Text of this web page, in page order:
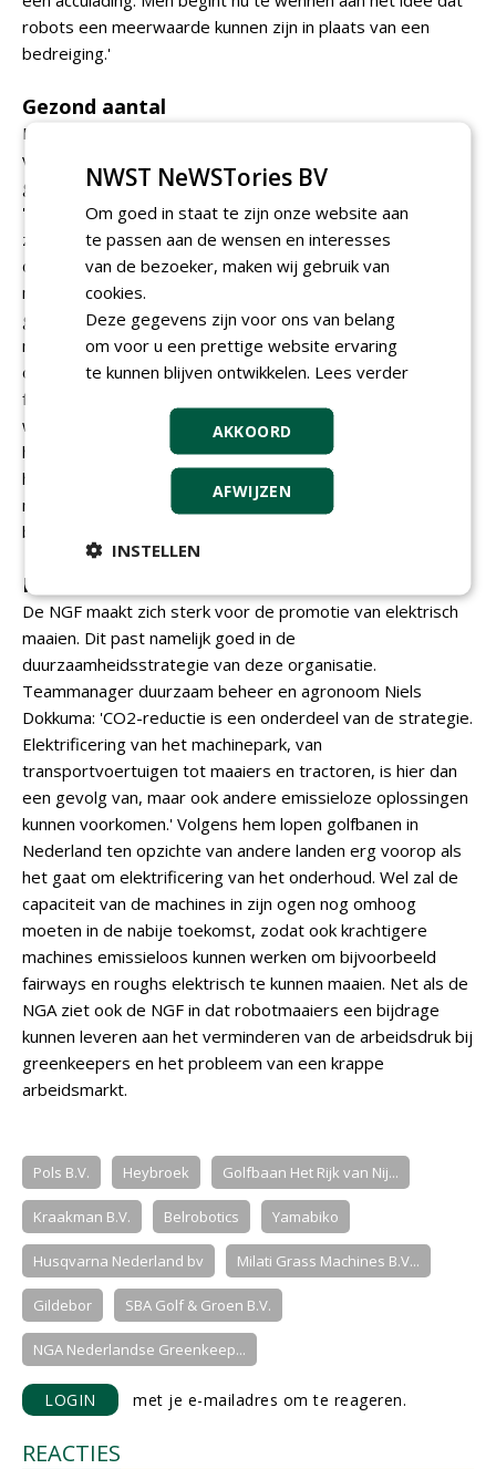
robots een meerwaarde kunnen zijn in plaats van een
bedreiging.'
Gezond aantal
Robotmaaiers kunnen greenkeepers weliswaar een deel
van het (maai)werk uit handen nemen, maar ze zullen
greenkeepers nooit kunnen vervangen, stelt Landkroon.
'Een gezond aantal greenkeepers blijft noodzakelijk.' Op
zijn thuisbaan Amelisweerd wordt het gras bij de
drivingrange tegenwoordig gemaaid door elektrische gps-
machines. Ook worden de ballen door dergelijke machines
geraapt. Landkroon: 'De mannen die door de week ballen
raapten, deden hun werk goed, maar werden steeds
ouder. Vanwege de gekke uren leek het me lastig om deze
functies op te vullen met nieuwe werknemers. In het
weekend hebben we een aantal jonge toppers, maar die
hebben een druk sociaal en schoolleven, dus invulling van
het rooster was vaak lastig. En aangezien de ballenbak
nooit leeg mag zijn, leek robotiseren mij de
betrouwbaarste en duurzaamste optie.'
Promotie
De NGF maakt zich sterk voor de promotie van elektrisch
maaien. Dit past namelijk goed in de
duurzaamheidsstrategie van deze organisatie.
Teammanager duurzaam beheer en agronoom Niels
Dokkuma: 'CO2-reductie is een onderdeel van de strategie.
Elektrificering van het machinepark, van
transportvoertuigen tot maaiers en tractoren, is hier dan
een gevolg van, maar ook andere emissieloze oplossingen
kunnen voorkomen.' Volgens hem lopen golfbanen in
Nederland ten opzichte van andere landen erg voorop als
het gaat om elektrificering van het onderhoud. Wel zal de
capaciteit van de machines in zijn ogen nog omhoog
moeten in de nabije toekomst, zodat ook krachtigere
machines emissieloos kunnen werken om bijvoorbeeld
fairways en roughs elektrisch te kunnen maaien. Net als de
NGA ziet ook de NGF in dat robotmaaiers een bijdrage
kunnen leveren aan het verminderen van de arbeidsdruk bij
greenkeepers en het probleem van een krappe
arbeidsmarkt.
Pols B.V. Heybroek Golfbaan Het Rijk van Nij...
Kraakman B.V. Belrobotics Yamabiko
Husqvarna Nederland bv Milati Grass Machines B.V...
Gildebor SBA Golf & Groen B.V.
NGA Nederlandse Greenkeep...
LOGIN met je e-mailadres om te reageren.
REACTIES
NWST NeWSTories BV
Om goed in staat te zijn onze website aan
te passen aan de wensen en interesses
van de bezoeker, maken wij gebruik van
cookies.
Deze gegevens zijn voor ons van belang
om voor u een prettige website ervaring
te kunnen blijven ontwikkelen. Lees verder
AKKOORD
AFWIJZEN
INSTELLEN